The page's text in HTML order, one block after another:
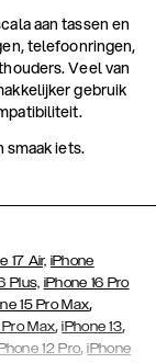
aan tassen en
telefoonringen,
Veel van
gebruik
smaak iets.
17 Air, iPhone
Plus, iPhone 16 Pro
15 Pro Max,
Pro Max,iPhone 13,
12 Pro,iPhone